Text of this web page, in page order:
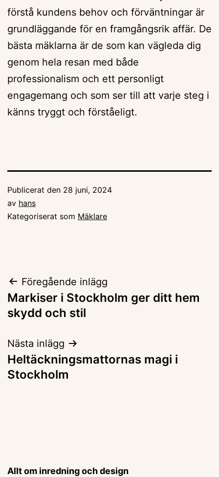
förstå kundens behov och förväntningar är
grundläggande för en framgångsrik affär. De
bästa mäklarna är de som kan vägleda dig
genom hela resan med både
professionalism och ett personligt
engagemang och som ser till att varje steg i
känns tryggt och förståeligt.
Publicerat den 28 juni, 2024
av hans
Kategoriserat som Mäklare
Inläggsnavigering
Föregående inlägg
Markiser i Stockholm ger ditt hem
skydd och stil
Nästa inlägg
Heltäckningsmattornas magi i
Stockholm
Allt om inredning och design